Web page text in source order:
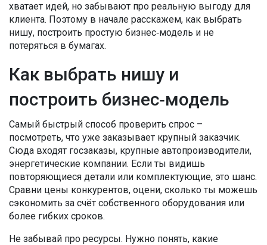
хватает идей, но забывают про реальную выгоду для
клиента. Поэтому в начале расскажем, как выбрать
нишу, построить простую бизнес‑модель и не
потеряться в бумагах.
Как выбрать нишу и
построить бизнес‑модель
Самый быстрый способ проверить спрос –
посмотреть, что уже заказывает крупный заказчик.
Сюда входят госзаказы, крупные автопроизводители,
энергетические компании. Если ты видишь
повторяющиеся детали или комплектующие, это шанс.
Сравни цены конкурентов, оцени, сколько ты можешь
сэкономить за счёт собственного оборудования или
более гибких сроков.
Не забывай про ресурсы. Нужно понять, какие